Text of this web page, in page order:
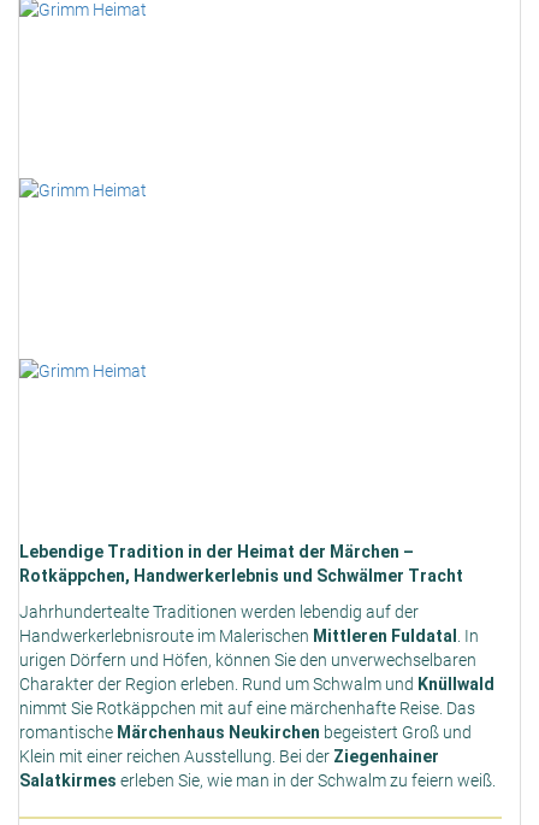
Lebendige Tradition in der Heimat der Märchen –
Rotkäppchen, Handwerkerlebnis und Schwälmer Tracht
Jahrhundertealte Traditionen werden lebendig auf der
Handwerkerlebnisroute im Malerischen Mittleren Fuldatal
. In
urigen Dörfern und Höfen, können Sie den unverwechselbaren
Charakter der Region erleben. Rund um Schwalm und Knüllwald
nimmt Sie Rotkäppchen mit auf eine märchenhafte Reise. Das
romantische Märchenhaus Neukirchen begeistert Groß und
Klein mit einer reichen Ausstellung. Bei der Ziegenhainer
Salatkirmes erleben Sie, wie man in der Schwalm zu feiern weiß.